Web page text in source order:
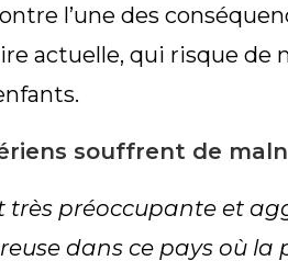
l’une des
actuelle, qui risque de
souffrent de
très préoccupante et
dans ce pays où la